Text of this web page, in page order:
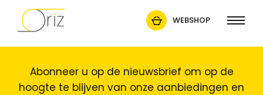
WEBSHOP
Abonneer u op de nieuwsbrief om op de
hoogte te blijven van onze aanbiedingen en